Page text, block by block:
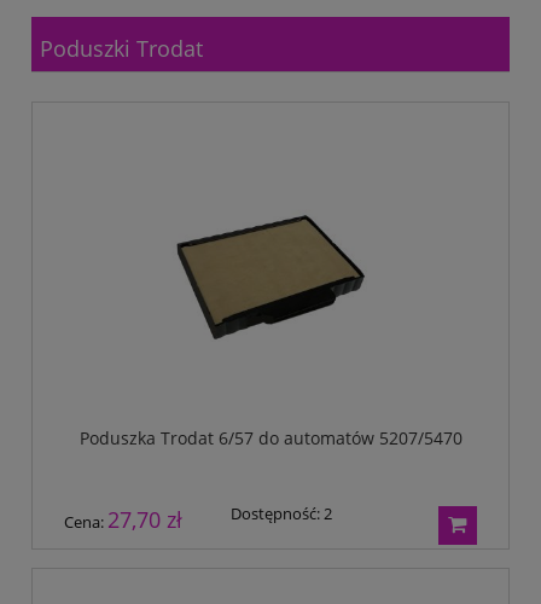
Poduszki Trodat
Poduszka Trodat 6/57 do automatów 5207/5470
Cena: 27,70 zł Dostępność:2